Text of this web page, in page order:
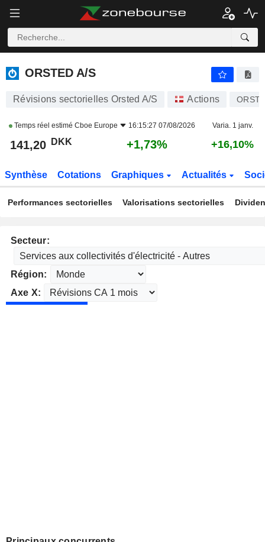
ORSTED A/S +1,73%
ORSTED A/S
Révisions sectorielles Orsted A/S Actions
Temps réel estimé Cboe Europe 16:15:27 07/08/2026 Varia. 1 janv.
141,20 DKK +1,73% +16,10%
Synthèse Cotations Graphiques Actualités
Performances sectorielles Valorisations sectorielles
Secteur:
Région:
Axe X: